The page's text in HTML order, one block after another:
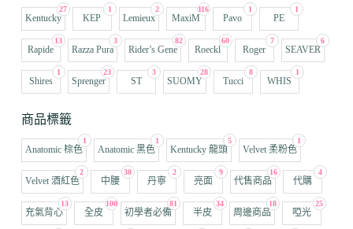
27
Kentucky
1
KEP
2
Lemieux
116
MaxiM
1
Pavo
1
PE
13
Rapide
3
Razza Pura
82
Rider’s Gene
60
Roeckl
7
Roger
6
SEAVER
1
Shires
23
Sprenger
3
ST
28
SUOMY
8
Tucci
1
WHIS
商品標籤
1
Anatomic 棕色
1
Anatomic 黑色
5
Kentucky 龍頭
1
Velvet 柔粉色
2
Velvet 酒紅色
38
中腰
2
丹寧
9
亮面
16
代售商品
4
代購
13
充氣背心
100
全皮
81
初學者必備
34
半皮
18
周邊商品
25
啞光